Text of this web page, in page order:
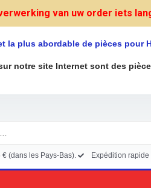
van uw order iets
la plus abordable de pièces pour
notre site Internet sont des
(dans les Pays-Bas). Expédition rapide